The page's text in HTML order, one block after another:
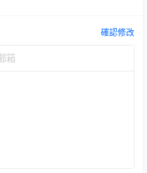
確認修改